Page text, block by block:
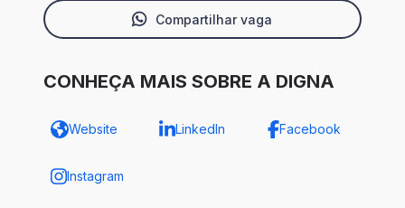
Compartilhar vaga
CONHEÇA MAIS SOBRE A DIGNA
Website LinkedIn Facebook
Instagram